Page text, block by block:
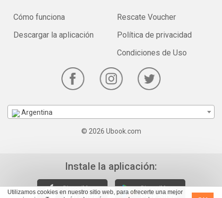
Utilizamos cookies en nuestro sitio web, para ofrecerte una mejor
Cómo funciona
Descargar la aplicación
Rescate Voucher
Política de privacidad
Condiciones de Uso
Argentina
© 2026 Ubook.com
Instale la aplicación: